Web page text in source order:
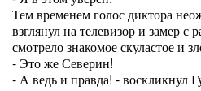
Тем временем голос диктора
взглянул на телевизор и замер
смотрело знакомое скуластое и
- Это же Северин!
- А ведь и правда! - воскликнул